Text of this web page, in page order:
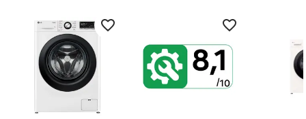
l'appareil
Type de
chargement
Charge avant
Couleur du produit
Écran integré